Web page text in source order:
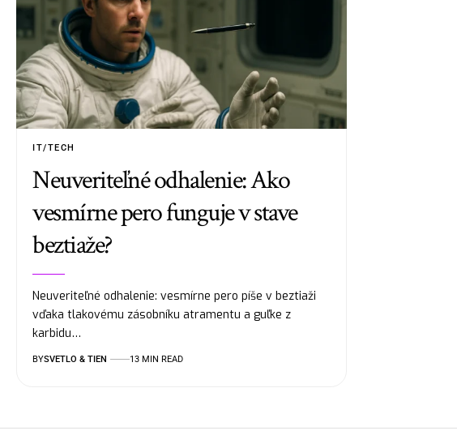
IT/TECH
Neuveriteľné odhalenie: Ako
vesmírne pero funguje v stave
beztiaže?
Neuveriteľné odhalenie: vesmírne pero píše v beztiaži
vďaka tlakovému zásobníku atramentu a guľke z
karbidu…
BYSVETLO & TIEN 13 MIN READ